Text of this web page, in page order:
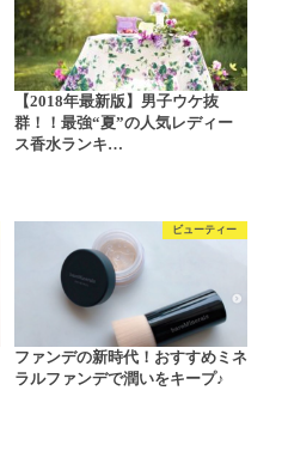
【2018年最新版】男子ウケ抜
群！！最強“夏”の人気レディー
ス香水ランキ…
ビューティー
ファンデの新時代！おすすめミネ
ラルファンデで潤いをキープ♪